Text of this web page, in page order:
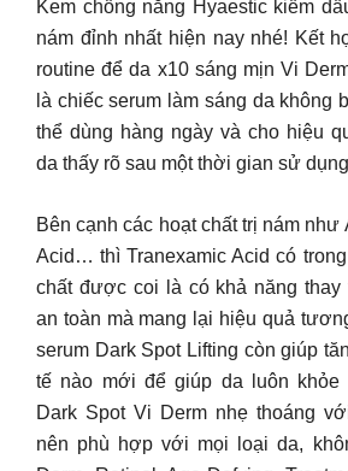
Kem chống nắng Hyaestic kiềm
nám đỉnh nhất hiện nay nhé! Kết
routine để da x10 sáng mịn Vi
là chiếc serum làm sáng da không
thể dùng hàng ngày và cho hiệu
da thấy rõ sau một thời gian sử
Bên cạnh các hoạt chất trị nám như
Acid… thì Tranexamic Acid có
chất được coi là có khả năng thay
an toàn mà mang lại hiệu quả
serum Dark Spot Lifting còn giúp
tế nào mới để giúp da luôn khỏe
Dark Spot Vi Derm nhẹ thoáng
nên phù hợp với mọi loại da,